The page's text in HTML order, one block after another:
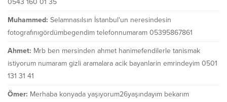
0543 160 01 35
Muhammed: Selamnasılsın İstanbul'un neresindesin
fotografınıgördümbegendim telefonnumaram 05395867861
Ahmet: Mrb ben mersinden ahmet hanimefendilerle tanismak
istiyorum numaram gizli aramalara acik bayanlarin emrindeyim 0501
131 31 41
Ömer: Merhaba konyada yaşıyorum26yaşındayım bekarım